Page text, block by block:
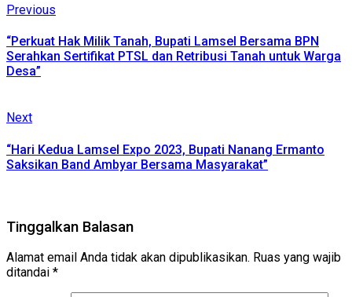
Continue
Reading
Previous
“Perkuat Hak Milik Tanah, Bupati Lamsel Bersama BPN
Serahkan Sertifikat PTSL dan Retribusi Tanah untuk Warga
Desa”
NextNext
“Hari Kedua Lamsel Expo 2023, Bupati Nanang Ermanto
Saksikan Band Ambyar Bersama Masyarakat”
Tinggalkan Balasan
Alamat email Anda tidak akan dipublikasikan. Ruas yang wajib
ditandai *